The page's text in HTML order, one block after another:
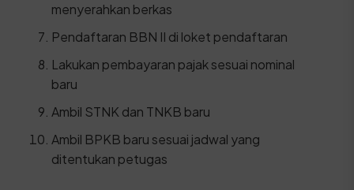
menyerahkan berkas
Pendaftaran BBN II di loket pendaftaran
Lakukan pembayaran pajak sesuai nominal
baru
Ambil STNK dan TNKB baru
Ambil BPKB baru sesuai jadwal yang
ditentukan petugas